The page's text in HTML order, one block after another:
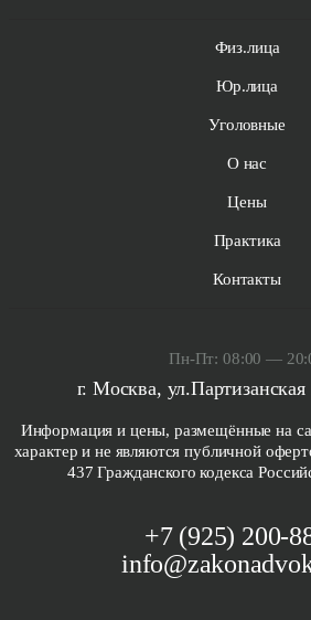
Физ.лица
Юр.лица
Уголовные
О нас
Цены
Практика
Контакты
Пн-Пт: 08:00 —
г. Москва,
Информация и цены, размещённые на
характер и не являются публичной
437 Гражданского кодекса
+7 (925) 200-